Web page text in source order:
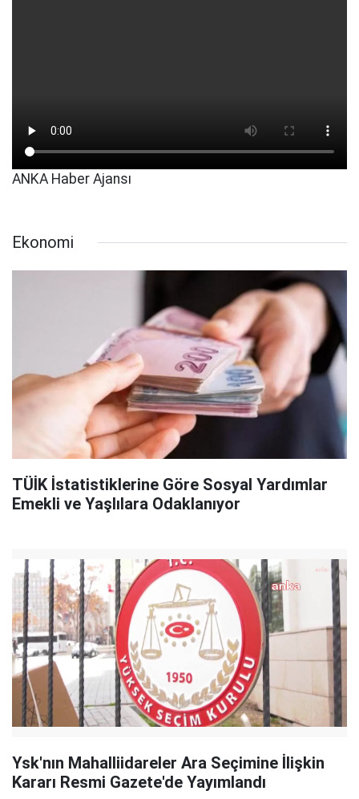
ANKA Haber Ajansı
Ekonomi
TÜİK İstatistiklerine Göre Sosyal Yardımlar
Emekli ve Yaşlılara Odaklanıyor
Ysk'nın Mahalliidareler Ara Seçimine İlişkin
Kararı Resmi Gazete'de Yayımlandı